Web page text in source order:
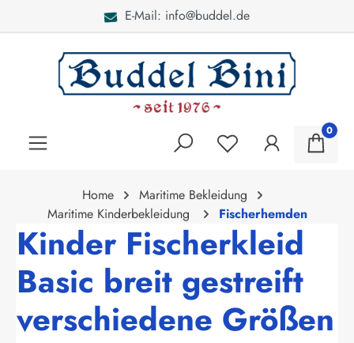
E-Mail: info@buddel.de
0
Home
Maritime Bekleidung
Maritime Kinderbekleidung
Fischerhemden
Kinder Fischerkleid
Basic breit gestreift
verschiedene Größen